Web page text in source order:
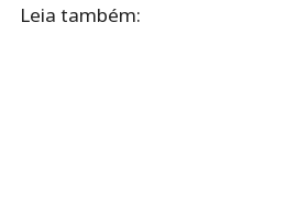
Leia também: